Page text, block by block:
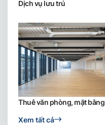
Dịch vụ lưu trú
Thuê văn phòng, mặt bằng
Xem tất cả